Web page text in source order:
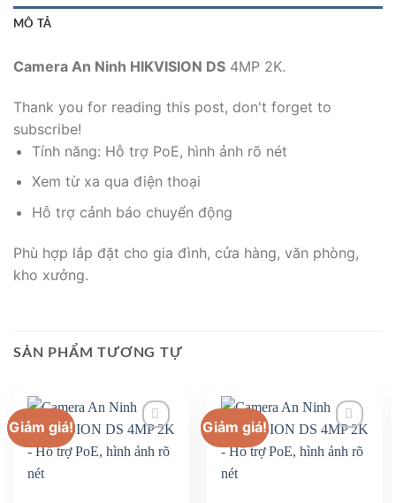
MÔ TẢ
Camera An Ninh HIKVISION DS 4MP 2K.
Thank you for reading this post, don't forget to
subscribe!
Tính năng: Hỗ trợ PoE, hình ảnh rõ nét
Xem từ xa qua điện thoại
Hỗ trợ cảnh báo chuyển động
Phù hợp lắp đặt cho gia đình, cửa hàng, văn phòng,
kho xưởng.
SẢN PHẨM TƯƠNG TỰ
Giảm giá! Giảm giá!